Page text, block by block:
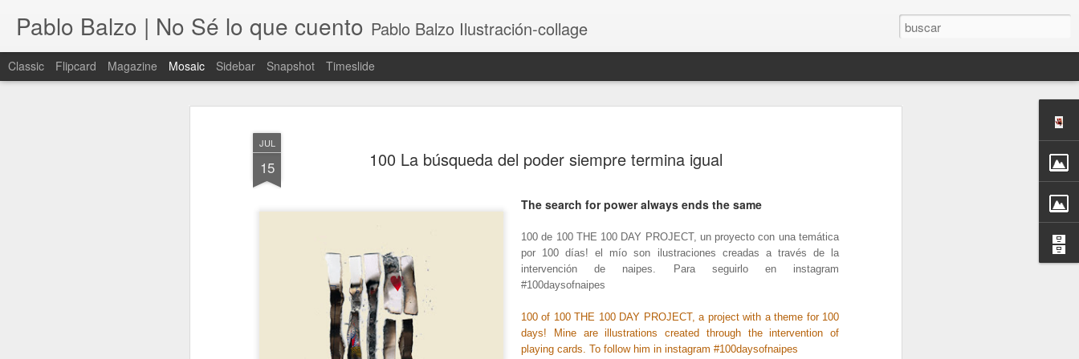
JUL
15 100 La búsqueda del poder siempre termina igual
The search for power always ends the same
100 de 100 THE 100 DAY PROJECT, un proyecto con una temática
por 100 días! el mío son ilustraciones creadas a través de la
intervención de naipes. Para seguirlo en instagram
#100daysofnaipes
100 of 100 THE 100 DAY PROJECT, a project with a theme for 100
days! Mine are illustrations created through the intervention of
playing cards. To follow him in instagram #100daysofnaipes
Pablo Balzo | No Sé lo que cuento Pablo Balzo Ilustración-collage
Classic Flipcard Magazine Mosaic Sidebar Snapshot Timeslide